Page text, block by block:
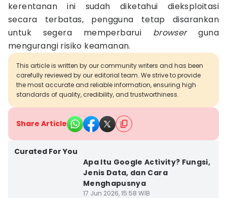
kerentanan ini sudah diketahui dieksploitasi
secara terbatas, pengguna tetap disarankan
untuk segera memperbarui browserguna
mengurangi risiko keamanan.
This article is written by our community writers and has been
carefully reviewed by our editorial team. We strive to provide
the most accurate and reliable information, ensuring high
standards of quality, credibility, and trustworthiness.
Share Article
Curated For You
Apa Itu Google Activity? Fungsi,
Jenis Data, dan Cara
Menghapusnya
17 Jun 2026, 15:58 WIB